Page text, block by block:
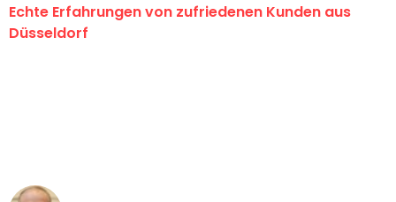
Echte Erfahrungen von zufriedenen Kunden aus
Düsseldorf